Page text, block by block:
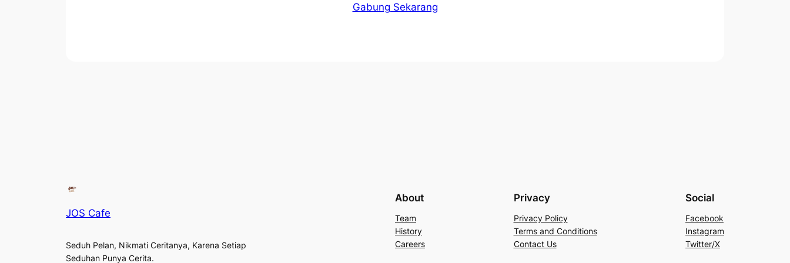
Gabung Sekarang
JOS Cafe
Seduh Pelan, Nikmati Ceritanya, Karena Setiap
Seduhan Punya Cerita.
About
Team
History
Careers
Privacy
Privacy Policy
Terms and Conditions
Contact Us
Social
Facebook
Instagram
Twitter/X